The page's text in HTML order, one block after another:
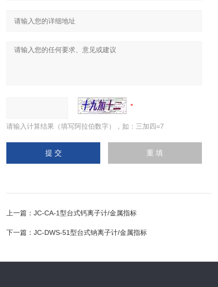
请输入计算结果（填写阿拉伯数字），如：三加四=7
上一篇：JC-CA-1型台式钙离子计/金属指标
下一篇：JC-DWS-51型台式钠离子计/金属指标